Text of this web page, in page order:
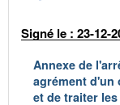
Signé le : 23-12-
Annexe de
agrément d'un
et de traiter